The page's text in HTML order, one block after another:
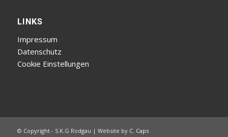
LINKS
Impressum
Datenschutz
Cookie Einstellungen
© Copyright - S.K.G Rodgau | Website by C. Caps